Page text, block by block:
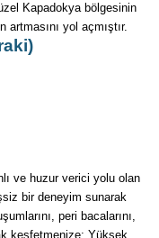
Kapadokya bölgesinin
yol açmıştır.
ve huzur verici yolu olan
bir deneyim sunarak
peri bacalarını,
keşfetmenize; Yüksek